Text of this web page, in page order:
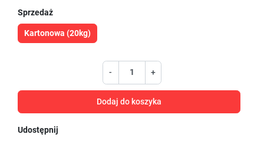
Sprzedaż
Kartonowa (20kg)
- +
Dodaj do koszyka
Udostępnij